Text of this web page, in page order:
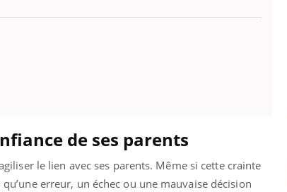
de ses parents
le lien avec ses parents. Même si cette crainte
erreur, un échec ou une mauvaise décision